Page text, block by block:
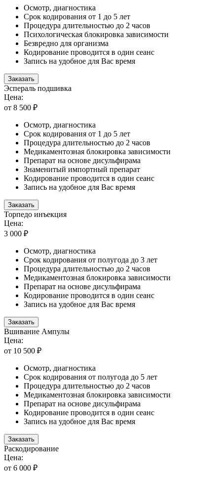
Осмотр, диагностика
Срок кодирования от 1 до 5 лет
Процедура длительностью до 2 часов
Психологическая блокировка зависимости
Безвредно для организма
Кодирование проводится в один сеанс
Запись на удобное для Вас время
Заказать
Эспераль подшивка
Цена:
от 8 500 ₽
Осмотр, диагностика
Срок кодирования от 1 до 5 лет
Процедура длительностью до 2 часов
Медикаментозная блокировка зависимости
Препарат на основе дисульфирама
Знаменитый импортный препарат
Кодирование проводится в один сеанс
Запись на удобное для Вас время
Заказать
Торпедо инъекция
Цена:
3 000 ₽
Осмотр, диагностика
Срок кодирования от полугода до 3 лет
Процедура длительностью до 2 часов
Медикаментозная блокировка зависимости
Препарат на основе дисульфирама
Кодирование проводится в один сеанс
Запись на удобное для Вас время
Заказать
Вшивание Ампулы
Цена:
от 10 500 ₽
Осмотр, диагностика
Срок кодирования от полугода до 5 лет
Процедура длительностью до 2 часов
Медикаментозная блокировка зависимости
Препарат на основе дисульфирама
Кодирование проводится в один сеанс
Запись на удобное для Вас время
Заказать
Раскодирование
Цена:
от 6 000 ₽